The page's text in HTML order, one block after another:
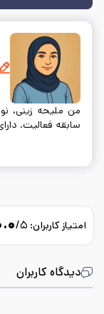
سابقه فعالیت.
دیدگاه کاربران
امتیاز کاربران: /۵